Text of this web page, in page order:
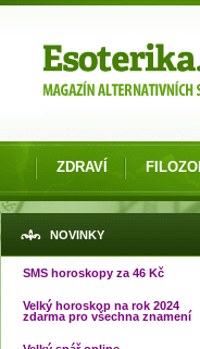
ZDRAVÍ
NOVINKY
SMS horoskopy za 46 Kč
Velký horoskop na rok 2024
zdarma pro všechna znamení